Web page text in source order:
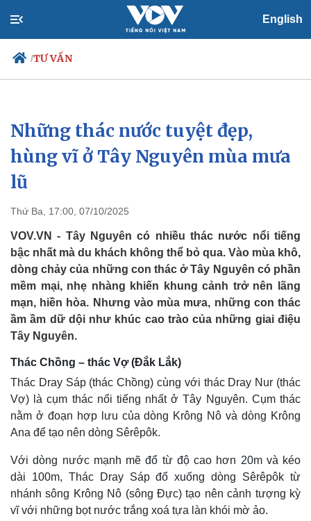
English
/TƯ VẤN
Chính trị
Đảng
Tổ chức nhân sự
Quốc hội
Xã hội
Tin 24h
Dự báo thời tiết
Những thác nước tuyệt đẹp,
hùng vĩ ở Tây Nguyên mùa mưa
lũ
Thứ Ba, 17:00, 07/10/2025
VOV.VN - Tây Nguyên có nhiều thác nước nổi tiếng
bậc nhất mà du khách không thể bỏ qua. Vào mùa khô,
dòng chảy của những con thác ở Tây Nguyên có phần
mềm mại, nhẹ nhàng khiến khung cảnh trở nên lãng
mạn, hiền hòa. Nhưng vào mùa mưa, những con thác
ầm ầm dữ dội như khúc cao trào của những giai điệu
Tây Nguyên.
Thác Chồng – thác Vợ (Đắk Lắk)
Thác Dray Sáp (thác Chồng) cùng với thác Dray Nur (thác
Vợ) là cụm thác nổi tiếng nhất ở Tây Nguyên. Cụm thác
nằm ở đoạn hợp lưu của dòng Krông Nô và dòng Krông
Ana để tạo nên dòng Sêrêpôk.
Với dòng nước mạnh mẽ đổ từ độ cao hơn 20m và kéo
dài 100m, Thác Dray Sáp đổ xuống dòng Sêrêpôk từ
nhánh sông Krông Nô (sông Đực) tạo nên cảnh tượng kỳ
vĩ với những bọt nước trắng xoá tựa làn khói mờ ảo.